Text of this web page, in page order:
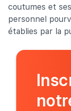
coutumes et
personnel
établies par la